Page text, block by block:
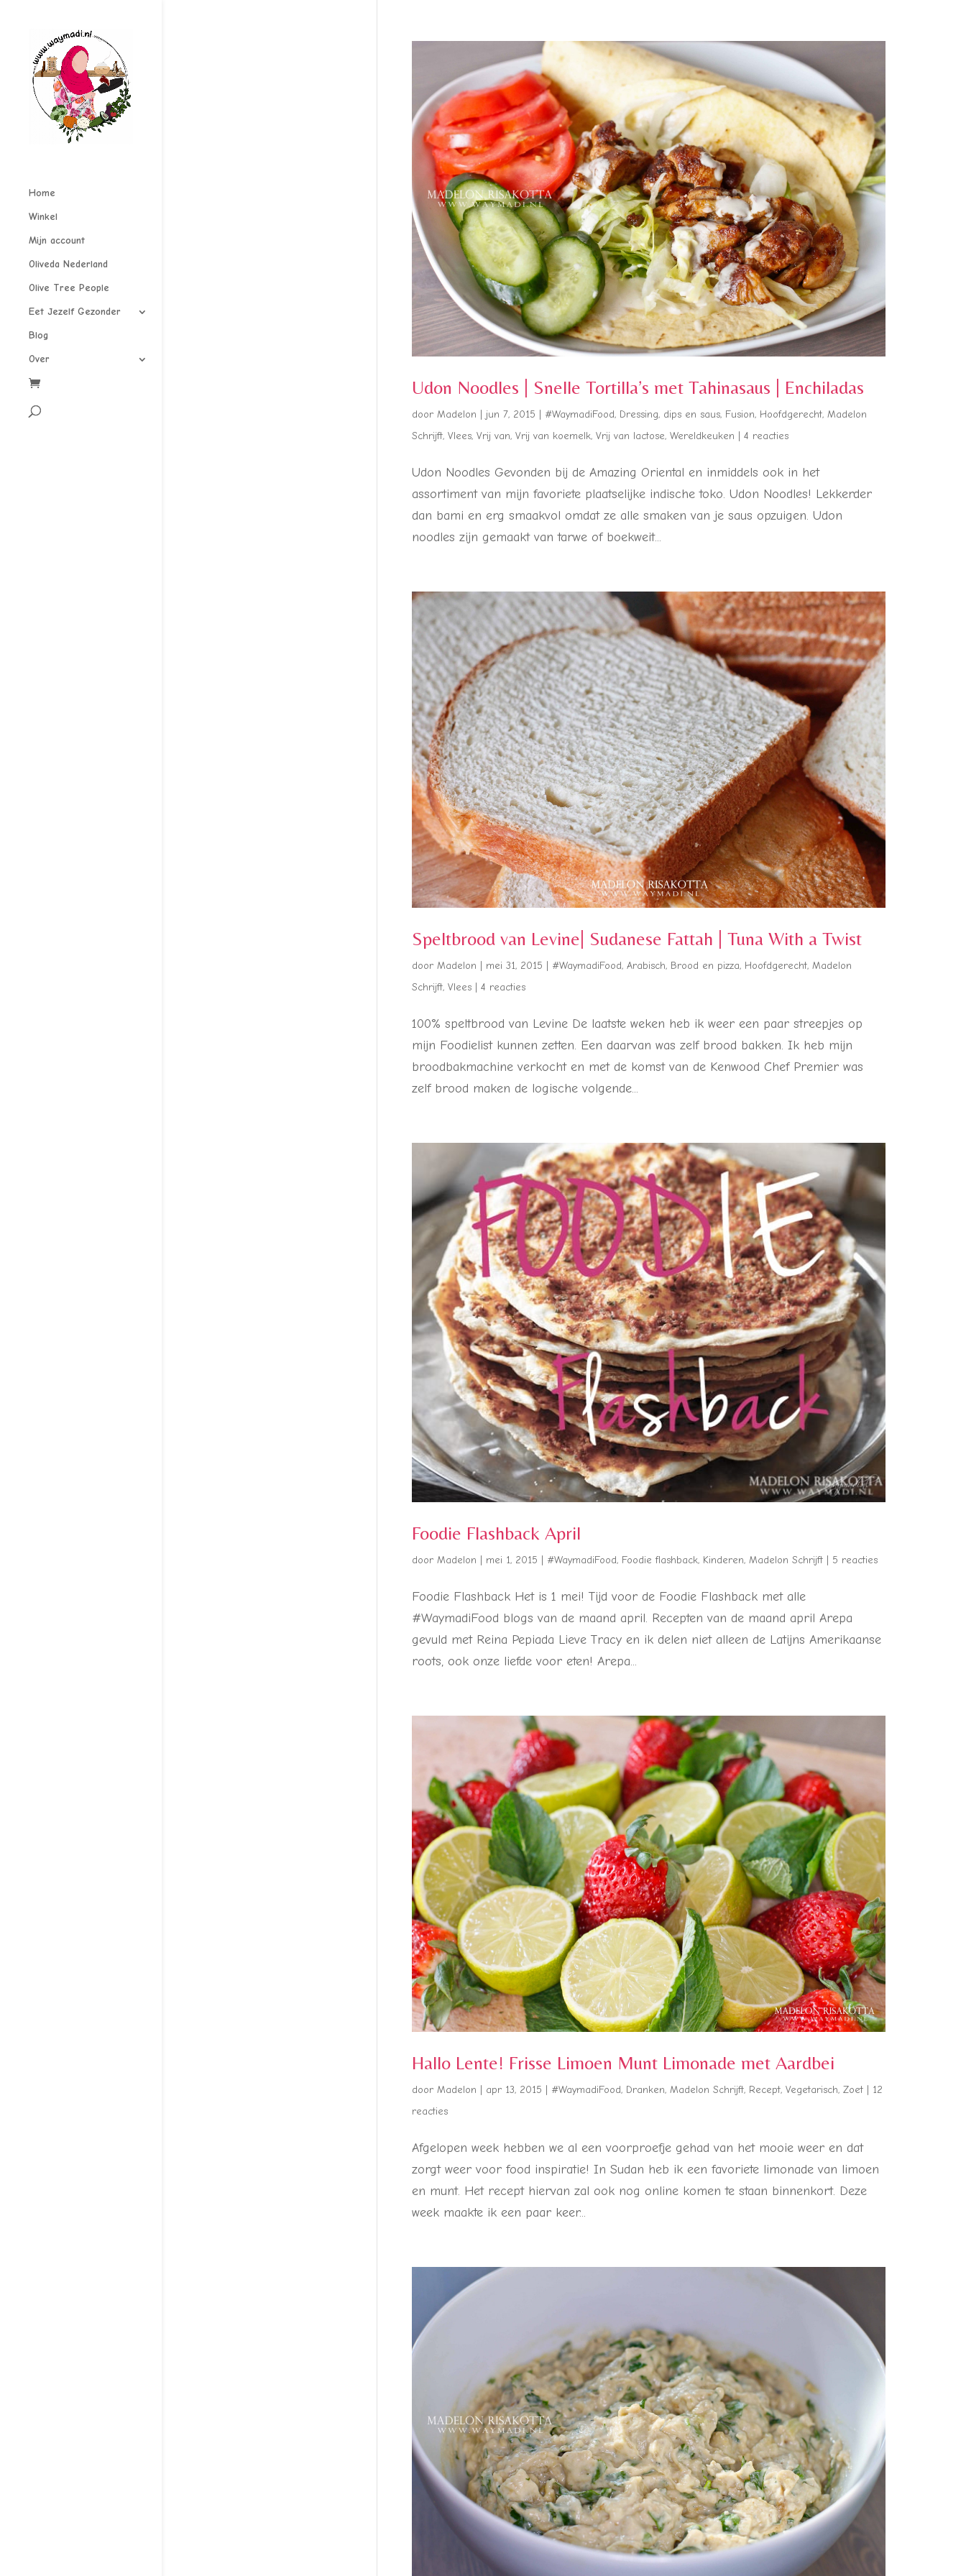
Home
Winkel
Mijn account
Oliveda Nederland
Olive Tree People
Eet Jezelf Gezonder
Blog
Over
Udon Noodles | Snelle Tortilla’s met Tahinasaus | Enchiladas
doorMadelon jun 7, 2015 #WaymadiFood, Dressing, dips en saus, Fusion, Hoofdgerecht,Madelon
Schrijft,Vlees,Vrij van,Vrij van koemelk,Vrij van lactose,Wereldkeuken |4 reacties
Udon Noodles Gevonden bij de Amazing Oriental en inmiddels ook in het
assortiment van mijn favoriete plaatselijke indische toko. Udon Noodles! Lekkerder
dan bami en erg smaakvol omdat ze alle smaken van je saus opzuigen. Udon
noodles zijn gemaakt van tarwe of boekweit...
Speltbrood van Levine| Sudanese Fattah | Tuna With a Twist
doorMadelon mei 31, 2015 #WaymadiFood,Arabisch, Brood en pizza, Hoofdgerecht,Madelon
Schrijft,Vlees |4 reacties
100% speltbrood van Levine De laatste weken heb ik weer een paar streepjes op
mijn Foodielist kunnen zetten. Een daarvan was zelf brood bakken. Ik heb mijn
broodbakmachine verkocht en met de komst van de Kenwood Chef Premier was
zelf brood maken de logische volgende...
Foodie Flashback April
doorMadelon mei 1, 2015 #WaymadiFood, Foodie flashback, Kinderen,Madelon Schrijft 5 reacties
Foodie Flashback Het is 1 mei! Tijd voor de Foodie Flashback met alle
#WaymadiFood blogs van de maand april. Recepten van de maand april Arepa
gevuld met Reina Pepiada Lieve Tracy en ik delen niet alleen de Latijns Amerikaanse
roots, ook onze liefde voor eten! Arepa...
Hallo Lente! Frisse Limoen Munt Limonade met Aardbei
doorMadelon apr 13, 2015 #WaymadiFood, Dranken,Madelon Schrijft, Recept,Vegetarisch,Zoet
12
reacties
Afgelopen week hebben we al een voorproefje gehad van het mooie weer en dat
zorgt weer voor food inspiratie! In Sudan heb ik een favoriete limonade van limoen
en munt. Het recept hiervan zal ook nog online komen te staan binnenkort. Deze
week maakte ik een paar keer...